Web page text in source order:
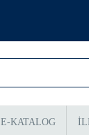
E-KATALOG